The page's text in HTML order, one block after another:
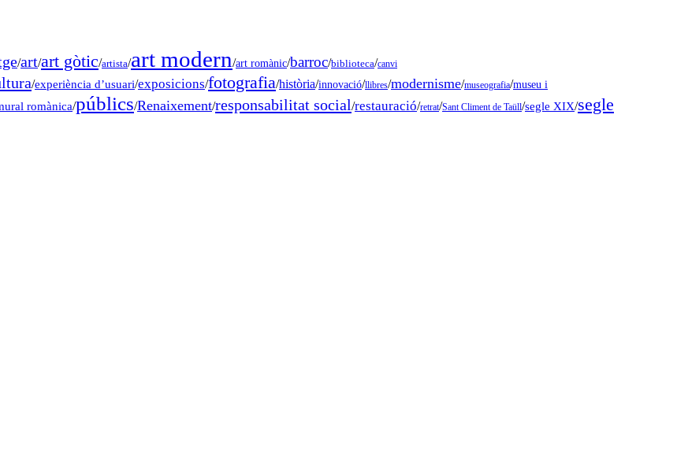
/art/art gòtic/artista/art modern/art romànic/barroc/biblioteca/canvi
/experiència d’usuari/exposicions/fotografia/història/innovació/llibres/modernisme/museografia/museu i
romànica/públics/Renaixement/responsabilitat social/restauració/retrat/Sant Climent de Taüll/segle XIX/segle